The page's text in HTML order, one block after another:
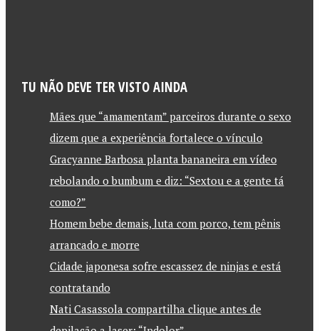
TU NÃO DEVE TER VISTO AINDA
Mães que “amamentam” parceiros durante o sexo
dizem que a experiência fortalece o vínculo
Gracyanne Barbosa planta bananeira em vídeo
rebolando o bumbum e diz: “Sextou e a gente tá
como?”
Homem bebe demais, luta com porco, tem pênis
arrancado e morre
Cidade japonesa sofre escassez de ninjas e está
contratando
Nati Casassola compartilha clique antes de